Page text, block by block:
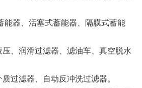
能器、活塞式蓄能器、隔膜式蓄能
、润滑过滤器、滤油车、真空脱水
过滤器、自动反冲洗过滤器。